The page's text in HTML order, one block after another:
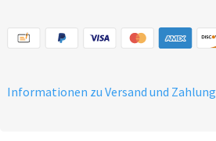
Informationen zu Versand und Zahlung